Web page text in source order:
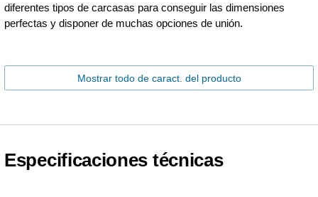
diferentes tipos de carcasas para conseguir las dimensiones
perfectas y disponer de muchas opciones de unión.
Mostrar todo de caract. del producto
Especificaciones técnicas